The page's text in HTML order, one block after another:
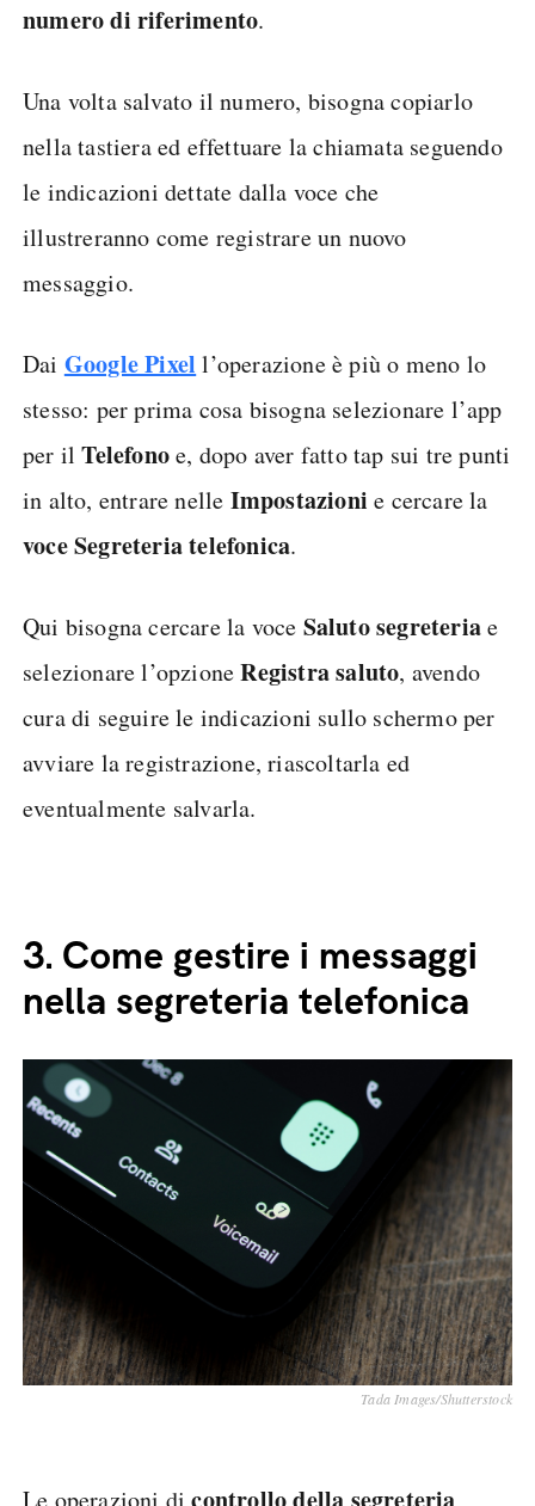
numero di riferimento.
Una volta salvato il numero, bisogna copiarlo
nella tastiera ed effettuare la chiamata seguendo
le indicazioni dettate dalla voce che
illustreranno come registrare un nuovo
messaggio.
Dai Google Pixel l’operazione è più o meno lo
stesso: per prima cosa bisogna selezionare l’app
per ilTelefonoe, dopo aver fatto tap sui tre punti
in alto, entrare nelle Impostazioni e cercare la
voce Segreteria telefonica.
Qui bisogna cercare la voce Saluto segreteriae
selezionare l’opzioneRegistra saluto, avendo
cura di seguire le indicazioni sullo schermo per
avviare la registrazione, riascoltarla ed
eventualmente salvarla.
3. Come gestire i messaggi
nella segreteria telefonica
Tada Images/Shutterstock